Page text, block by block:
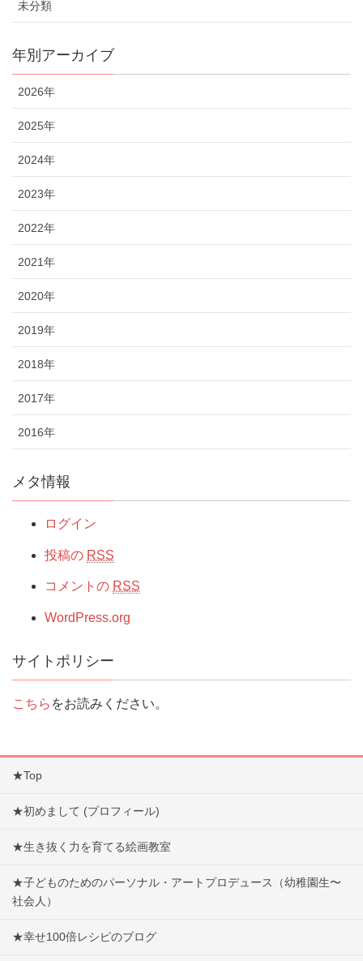
未分類
年別アーカイブ
2026年
2025年
2024年
2023年
2022年
2021年
2020年
2019年
2018年
2017年
2016年
メタ情報
ログイン
投稿の RSS
コメントの RSS
WordPress.org
サイトポリシー
こちら をお読みください。
★Top
★初めまして (プロフィール)
★生き抜く力を育てる絵画教室
★子どものためのパーソナル・アートプロデュース（幼稚園生〜
社会人）
★幸せ100倍レシピのブログ